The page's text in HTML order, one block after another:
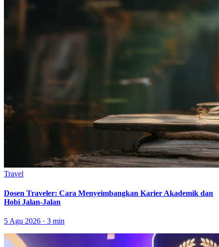
Travel
Dosen Traveler: Cara Menyeimbangkan Karier Akademik dan
Hobi Jalan-Jalan
5 Agu 2026 · 3 min